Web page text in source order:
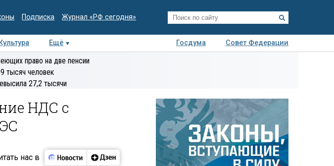
Подписка Журнал «РФ сегодня»
Культура Ещё Госдума
Совет Федерации
Колумнисты
Деловая
право на две пенсии
тысяч человек
27,2 тысячи
НДС с
нас в